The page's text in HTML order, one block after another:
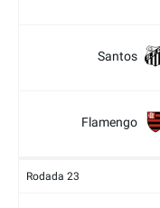
Santos
Flamengo
Rodada 23